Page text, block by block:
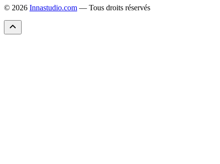
© 2026 Innastudio.com — Tous droits réservés